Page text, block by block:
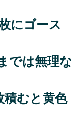
にゴース
では無理な
積むと黄色